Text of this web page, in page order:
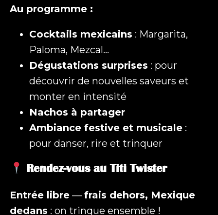
Au programme :
Cocktails mexicains : Margarita,
Paloma, Mezcal…
Dégustations surprises : pour
découvrir de nouvelles saveurs et
monter en intensité
Nachos à partager
Ambiance festive et musicale :
pour danser, rire et trinquer
Rendez-vous au Titi Twister
Entrée libre — frais dehors, Mexique
dedans : on trinque ensemble !